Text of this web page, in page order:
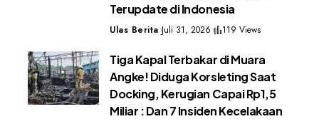
Terupdate di Indonesia
Ulas Berita Juli 31, 2026 119 Views
Tiga Kapal Terbakar di Muara
Angke! Diduga Korsleting Saat
Docking, Kerugian Capai Rp1,5
Miliar : Dan 7 Insiden Kecelakaan